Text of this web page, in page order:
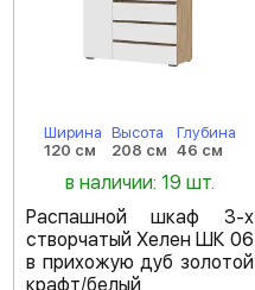
Ширина
120 см
Высота
208 см
Глубина
46 см
в наличии: 19 шт.
Распашной шкаф 3-х
створчатый Хелен ШК 06
в прихожую дуб золотой
крафт/белый